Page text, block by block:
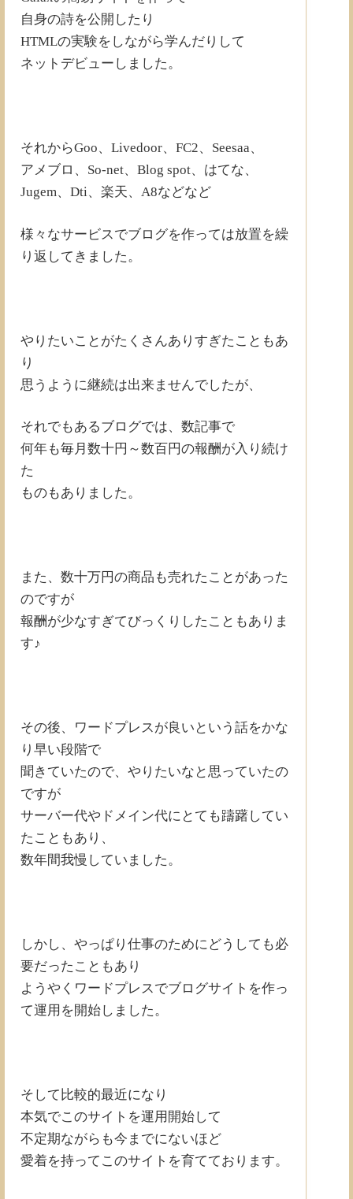
自身の詩を公開したり
HTMLの実験をしながら学んだりして
ネットデビューしました。
それからGoo、Livedoor、FC2、Seesaa、
アメブロ、So-net、Blog spot、はてな、
Jugem、Dti、楽天、A8などなど
様々なサービスでブログを作っては放置を繰
り返してきました。
やりたいことがたくさんありすぎたこともあ
り
思うように継続は出来ませんでしたが、
それでもあるブログでは、数記事で
何年も毎月数十円～数百円の報酬が入り続け
た
ものもありました。
また、数十万円の商品も売れたことがあった
のですが
報酬が少なすぎてびっくりしたこともありま
す♪
その後、ワードプレスが良いという話をかな
り早い段階で
聞きていたので、やりたいなと思っていたの
ですが
サーバー代やドメイン代にとても躊躇してい
たこともあり、
数年間我慢していました。
しかし、やっぱり仕事のためにどうしても必
要だったこともあり
ようやくワードプレスでブログサイトを作っ
て運用を開始しました。
そして比較的最近になり
本気でこのサイトを運用開始して
不定期ながらも今までにないほど
愛着を持ってこのサイトを育てております。